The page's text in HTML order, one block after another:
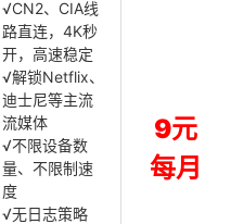
√CN2、CIA线
路直连，4K秒
开，高速稳定
√解锁Netflix、
迪士尼等主流
流媒体
√不限设备数
量、不限制速
度
√无日志策略
9元
每月